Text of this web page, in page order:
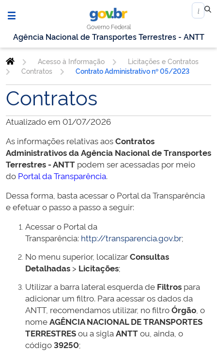
Governo Federal
Agência Nacional de Transportes Terrestres - ANTT
Acesso à Informação
Licitações e Contratos
Contratos
Contrato Administrativo nº 05/2023
Contratos
Atualizado em 01/07/2026
As informações relativas aosContratos
Administrativos daAgência Nacional de Transportes
Terrestres - ANTT podem ser acessadas por meio
do Portal da Transparência.
Dessa forma, basta acessar o Portal da Transparência
e efetuar o passo a passo a seguir:
Acessar o Portal da
Transparência: http://transparencia.gov.br;
No menu superior, localizarConsultas
Detalhadas > Licitações;
Utilizar a barra lateral esquerda de Filtros para
adicionar um filtro. Para acessar os dados da
ANTT, recomendamos utilizar, no filtroÓrgão , o
nomeAGÊNCIA NACIONAL DE TRANSPORTES
TERRESTRESou a siglaANTTou, ainda, o
código39250;